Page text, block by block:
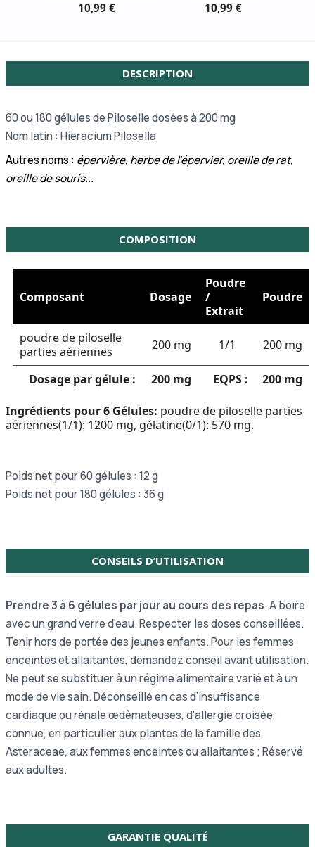
10,99 € 10,99 €
DESCRIPTION
60 ou180 gélules de Piloselle dosées à 200 mg
Nom latin : Hieracium Pilosella
Autres noms : épervière, herbe de l'épervier, oreille de rat,
oreille de souris...
COMPOSITION
Composant Dosage
Poudre
/
Extrait
Poudre
poudre de piloselle
parties aériennes
200 mg 1/1 200 mg
Dosage par gélule : 200 mg EQPS : 200 mg
Ingrédients pour 6 Gélules: poudre de piloselle parties
aériennes(1/1): 1200 mg, gélatine(0/1): 570 mg.
Poids net pour 60 gélules : 12 g
Poids net pour 180 gélules : 36 g
CONSEILS D’UTILISATION
Prendre 3 à 6 gélules par jour au cours des repas. A boire
avec un grand verre d'eau. Respecter les doses conseillées.
Tenir hors de portée des jeunes enfants. Pour les femmes
enceintes et allaitantes, demandez conseil avant utilisation.
Ne peut se substituer à un régime alimentaire varié et à un
mode de vie sain. Déconseillé en cas d’insuffisance
cardiaque ou rénale œdèmateuses, d'allergie croisée
connue, en particulier aux plantes de la famille des
Asteraceae, aux femmes enceintes ou allaitantes ; Réservé
aux adultes.
GARANTIE QUALITÉ